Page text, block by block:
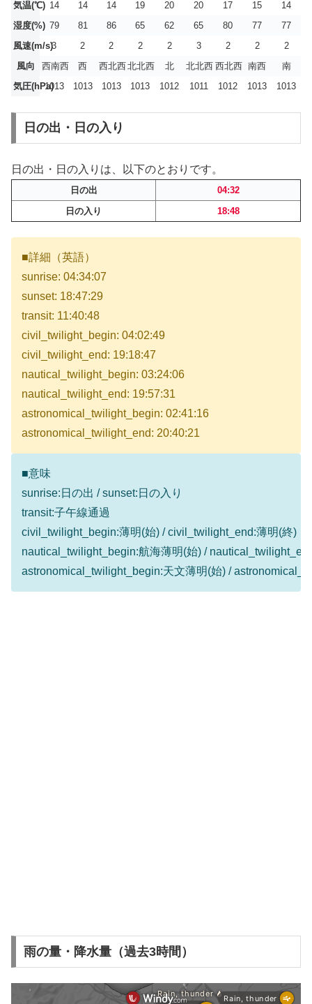
気温(℃) 14 14 14 19 20 20 17 15
14
湿度(%) 79 81 86 65 62 65 80 77
77
風速(m/s)3 2 2 2 2 3 2 2
2
風向
西南西 西 西北西北北西 北 北北西 西北西 南西
南
気圧(hPa)1013 1013 1013 1013 1012 1011 1012 1013 1013
日の出・日の入り
日の出・日の入りは、以下のとおりです。
日の出
04:32
日の入り
18:48
■詳細（英語）
sunrise: 04:34:07
sunset: 18:47:29
transit: 11:40:48
civil_twilight_begin: 04:02:49
civil_twilight_end: 19:18:47
nautical_twilight_begin: 03:24:06
nautical_twilight_end: 19:57:31
astronomical_twilight_begin: 02:41:16
astronomical_twilight_end: 20:40:21
■意味
sunrise:日の出 / sunset:日の入り
transit:子午線通過
civil_twilight_begin:薄明(始) / civil_twilight_end:薄明(終)
nautical_twilight_begin:航海薄明(始) /
astronomical_twilight_begin:天文薄明(始) /
雨の量・降水量（過去3時間）